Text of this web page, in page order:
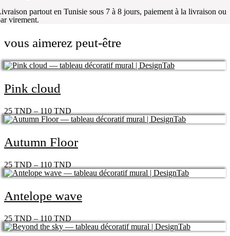
partout en Tunisie sous 7 à 8 jours, paiement à la livraison ou
virement.
vous aimerez peut-être
Pink cloud
25TND–110TND
Autumn Floor
25TND–110TND
Antelope wave
25TND–110TND